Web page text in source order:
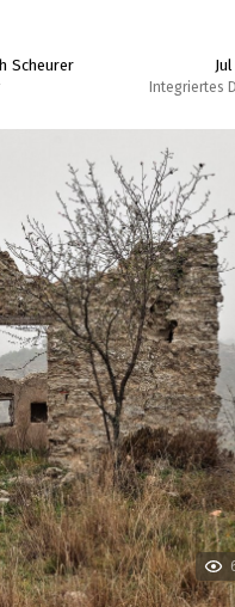
Scheurer
Integriertes